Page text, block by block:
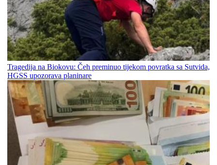
Tragedija na Biokovu: Čeh preminuo tijekom povratka sa Sutvida,
HGSS upozorava planinare